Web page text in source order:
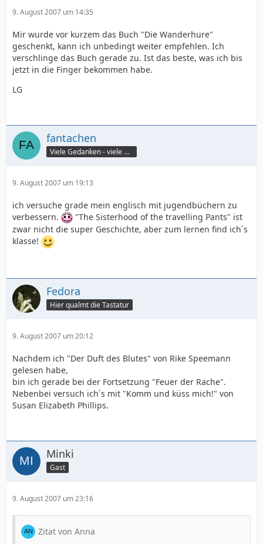
9. August 2007 um 14:35
Mir wurde vor kurzem das Buch "Die Wanderhure"
geschenkt, kann ich unbedingt weiter empfehlen. Ich
verschlinge das Buch gerade zu. Ist das beste, was ich bis
jetzt in die Finger bekommen habe.
LG
fantachen
Viele Gedanken - viele Worte
9. August 2007 um 19:13
ich versuche grade mein englisch mit jugendbüchern zu
verbessern.
"The Sisterhood of the travelling Pants" ist
zwar nicht die super Geschichte, aber zum lernen find ich´s
klasse!
Fedora
Hier qualmt die Tastatur
9. August 2007 um 20:12
Nachdem ich "Der Duft des Blutes" von Rike Speemann
gelesen habe,
bin ich gerade bei der Fortsetzung "Feuer der Rache".
Nebenbei versuch ich´s mit "Komm und küss mich!" von
Susan Elizabeth Phillips.
Minki
Gast
9. August 2007 um 23:16
Zitat von Anna